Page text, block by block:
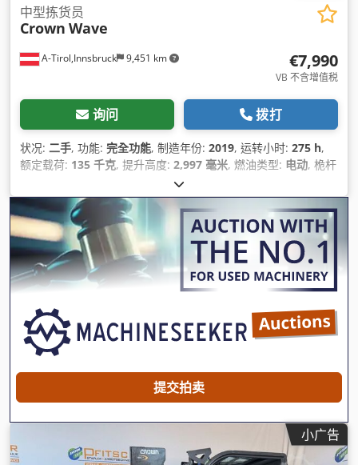
A-Tirol,Innsbruck 9,451 km
中型拣货员
Crown Wave
€7,990
VB 不含增值税
询问 拨打
状况: 二手, 功能: 完全功能, 制造年份: 2019, 运转小时: 275 h,
额定载荷: 135 千克, 提升高度: 2,997 毫米, 燃油类型: 电动, 桅杆
1,385 毫米
度:1,525 毫米, 驱动类型:Elektro, 施工宽度:750 毫米,
提交拍卖
小广告